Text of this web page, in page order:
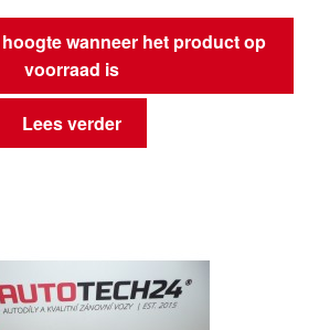
wanneer het product op
voorraad is
Lees verder